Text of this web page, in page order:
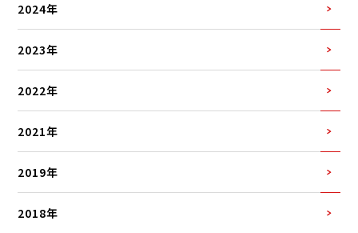
2024年
2023年
2022年
2021年
2019年
2018年